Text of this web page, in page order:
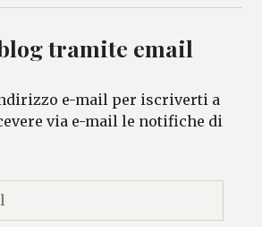
tramite email
e-mail per iscriverti a
via e-mail le notifiche di